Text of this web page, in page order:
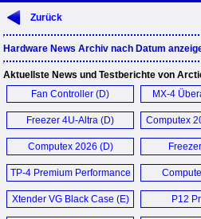
Zurück
Hardware News Archiv nach Datum
Aktuellste News und Testberichte von
Fan Controller (D)
MX-4
Freezer 4U-Altra (D) Computex
Computex 2026 (D)
TP-4 Premium Performance
Wärmeleitpad (D)
Xtender VG Black Case (E) P12